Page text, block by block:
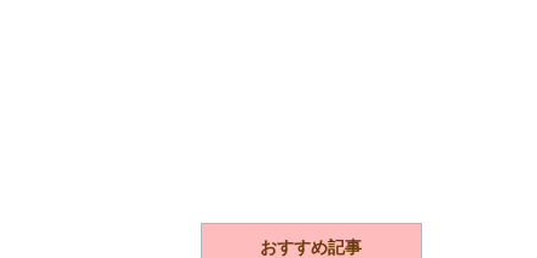
おすすめ記事